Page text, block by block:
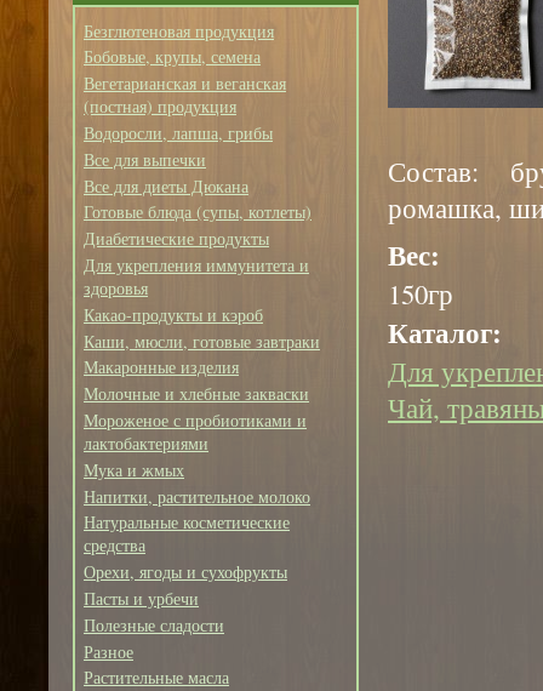
Безглютеновая продукция
Бобовые, крупы, семена
Вегетарианская и веганская
(постная) продукция
Водоросли, лапша, грибы
Все для выпечки
Все для диеты Дюкана
Готовые блюда (супы, котлеты)
Диабетические продукты
Для укрепления иммунитета и
здоровья
Какао-продукты и кэроб
Каши, мюсли, готовые завтраки
Макаронные изделия
Молочные и хлебные закваски
Мороженое с пробиотиками и
лактобактериями
Мука и жмых
Напитки, растительное молоко
Натуральные косметические
средства
Орехи, ягоды и сухофрукты
Пасты и урбечи
Полезные сладости
Разное
Растительные масла
Состав:
ромашка,
Вес:
150гр
Каталог:
Для
Чай,